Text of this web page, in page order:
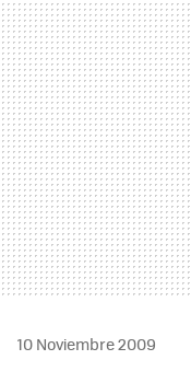
MAIL
10 Noviembre 2009